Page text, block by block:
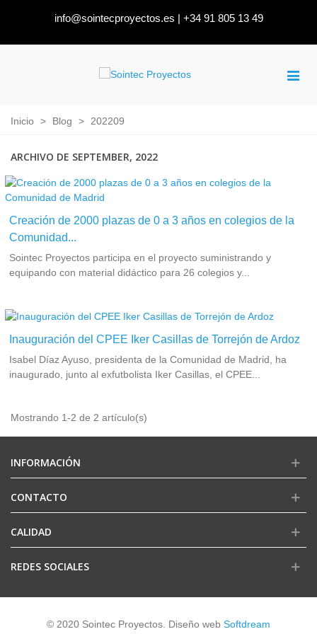
info@sointecproyectos.es | +34 91 805 13 49
Inicio > Blog > 202209
ARCHIVO DE SEPTEMBER, 2022
Creación de 2000 plazas de 0 a 3 años en colegios de la
Comunidad...
Sointec Proyectos participa en el proyecto suministrando y
equipando con material didáctico para 26 colegios y...
Inauguración del CPEE Iker Casillas de Torrejón de Ardoz
Isabel Díaz Ayuso, presidenta de la Comunidad de Madrid, ha
inaugurado, junto al exfutbolista Iker Casillas, el CPEE...
Mostrando 1-2 de 2 artículo(s)
INFORMACIÓN
CONTACTO
CALIDAD
REDES SOCIALES
© 2020 Sointec Proyectos. Diseño web Softdream